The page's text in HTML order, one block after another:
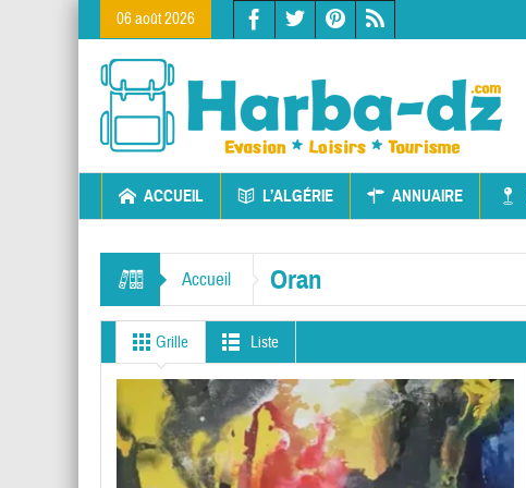
06 août 2026
ACCUEIL L’ALGÉRIE ANNUAIRE
Accueil Oran
Grille Liste